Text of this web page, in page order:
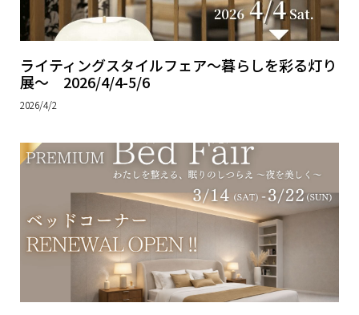
ライティングスタイルフェア～暮らしを彩る灯り
展～ 2026/4/4-5/6
2026/4/2